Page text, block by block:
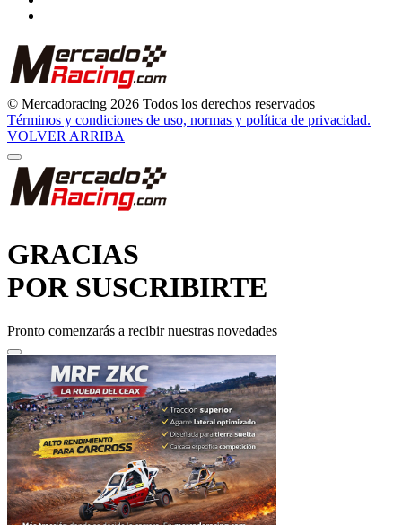
© Mercadoracing 2026 Todos los derechos reservados
Términos y condiciones de uso, normas y política de privacidad.
VOLVER ARRIBA
POR SUSCRIBIRTE